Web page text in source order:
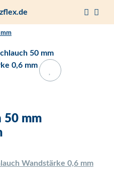
50 mm
Wandstärke 0,6 mm